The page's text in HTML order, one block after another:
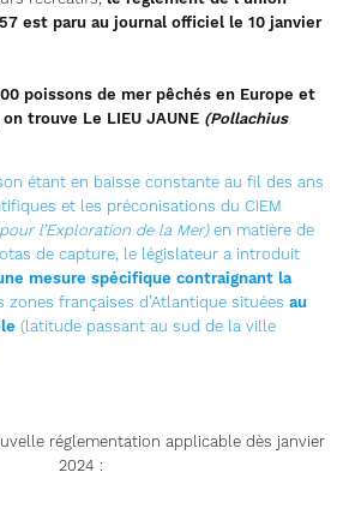
est paru au journal officiel le 10 janvier
poissons de mer pêchés en Europe et
trouve Le LIEU JAUNE (Pollachius
étant en baisse constante au fil des ans
et les préconisations du CIEM
l’Exploration de la Mer)en matière de
de capture, le législateur a introduit
mesure spécifique contraignant la
zones françaises d’Atlantique situées au
(latitude passant au sud de la ville
réglementation applicable dès janvier
2024 :